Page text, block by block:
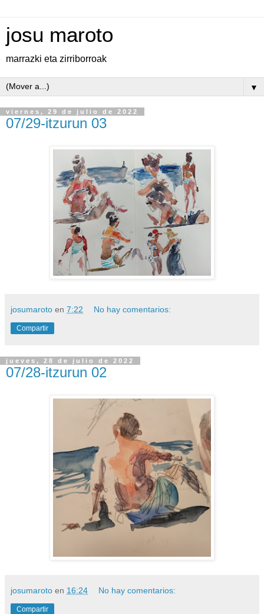
josu maroto
marrazki eta zirriborroak
▼
viernes, 29 de julio de 2022
07/29-itzurun 03
josumaroto en 7:22 No hay comentarios:
Compartir
jueves, 28 de julio de 2022
07/28-itzurun 02
josumaroto en 16:24 No hay comentarios:
Compartir